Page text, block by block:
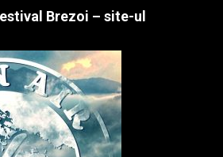
Brezoi – site-ul